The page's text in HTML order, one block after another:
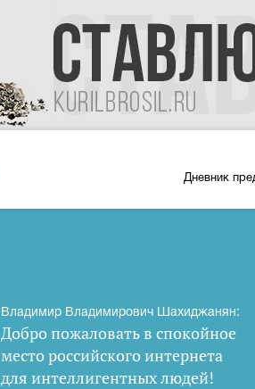
Дневник
Владимир Владимирович Шахиджанян:
Добро пожаловать в спокойное
место российского интернета
для интеллигентных людей!